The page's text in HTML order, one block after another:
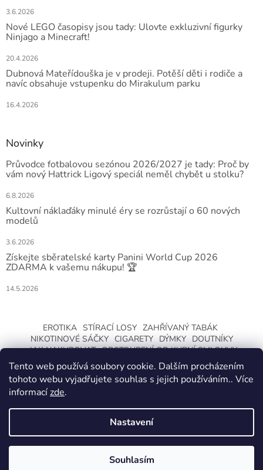
Tento web používá soubory cookie. Dalším procházením
tohoto webu vyjadřujete souhlas s jejich používáním.. Více
informacízde.
Nastavení
Souhlasím
VÍCE.
3.6.2026
Nové LEGO časopisy jsou tady: Ulovte exkluzivní figurky
Ninjago a Minecraft!
20.4.2026
Dubnová Mateřídouška je v prodeji. Potěší děti i rodiče a
navíc obsahuje vstupenku do Mirakulum parku
16.4.2026
Novinky
Průvodce fotbalovou sezónou 2026/2027 je tady: Proč by
vám nový Hattrick Ligový speciál neměl chybět u stolku?
6.8.2026
Kultovní náklaďáky minulé éry se rozrůstají o 60 nových
modelů
3.6.2026
Získejte sběratelské karty Panini World Cup 2026
ZDARMA k vašemu nákupu! 🏆
14.5.2026
EROTIKA STÍRACÍ LOSY ZAHŘÍVANÝ TABÁK
NIKOTINOVÉ SÁČKY CIGARETY DÝMKY
DOUTNÍKY
JAK NAKUPOVAT ODSTOUPENÍ OD KUPNÍ SMLOUVY
Vytvořil Shoptet
CeskaTrafika.com. Všechna práva vyhrazena.